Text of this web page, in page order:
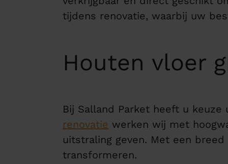
tijdens renovatie, waarbij uw
Houten vloer
Bij Salland Parket heeft u
renovatie werken wij met
uitstraling geven. Met een
transformeren.